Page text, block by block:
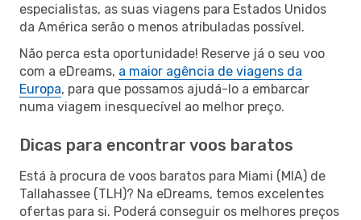
especialistas, as suas viagens para Estados Unidos
da América serão o menos atribuladas possível.
Não perca esta oportunidade! Reserve já o seu voo
com a eDreams, a maior agência de viagens da
Europa, para que possamos ajudá-lo a embarcar
numa viagem inesquecível ao melhor preço.
Dicas para encontrar voos baratos
Está à procura de voos baratos para Miami (MIA) de
Tallahassee (TLH)? Na eDreams, temos excelentes
ofertas para si. Poderá conseguir os melhores preços